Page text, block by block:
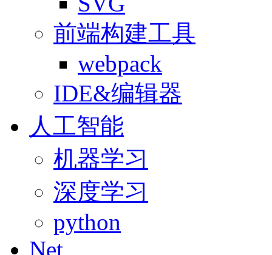
前端构建工具
webpack
IDE&编辑器
人工智能
机器学习
深度学习
python
Net